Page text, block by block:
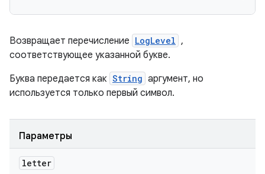
Возвращает перечисление LogLevel ,
соответствующее указанной букве.
Буква передается как String аргумент, но
используется только первый символ.
Параметры
letter